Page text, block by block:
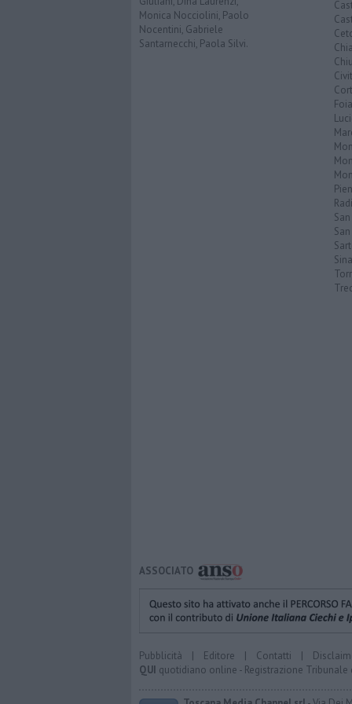
Monica Nocciolini, Paolo
Nocentini, Gabriele
Santarnecchi, Paola Silvi.
ASSOCIATO
Pubblicità | Editore | Contatti |
QUI quotidiano online - Registrazione Tribunale